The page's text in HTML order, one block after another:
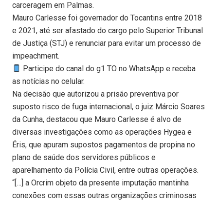
carceragem em Palmas.
Mauro Carlesse foi governador do Tocantins entre 2018
e 2021, até ser afastado do cargo pelo Superior Tribunal
de Justiça (STJ) e renunciar para evitar um processo de
impeachment.
Participe do canal do g1 TO no WhatsApp e receba
as notícias no celular.
Na decisão que autorizou a prisão preventiva por
suposto risco de fuga internacional, o juiz Márcio Soares
da Cunha, destacou que Mauro Carlesse é alvo de
diversas investigações como as operações Hygea e
Éris, que apuram supostos pagamentos de propina no
plano de saúde dos servidores públicos e
aparelhamento da Polícia Civil, entre outras operações.
“[…] a Orcrim objeto da presente imputação mantinha
conexões com essas outras organizações criminosas